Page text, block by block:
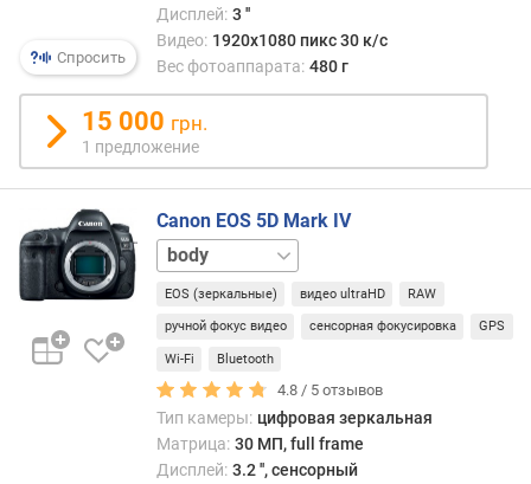
к
о
л
и
ч
е
т
в
у
р
е
Спросить
Дисплей: 3 ''
Видео: 1920x1080 пикс 30 к/с
Вес фотоаппарата: 480 г
15 000 грн.
1 предложение
Canon EOS 5D Mark IV
24-
105
мм
EOS (зеркальные) видео ultraHD RAW
ручной фокус видео сенсорная фокусировка GPS
Wi-Fi Bluetooth
4.8 / 5 отзывов
Тип камеры: цифровая зеркальная
Матрица: 30 МП, full frame
Дисплей: 3.2 '', сенсорный